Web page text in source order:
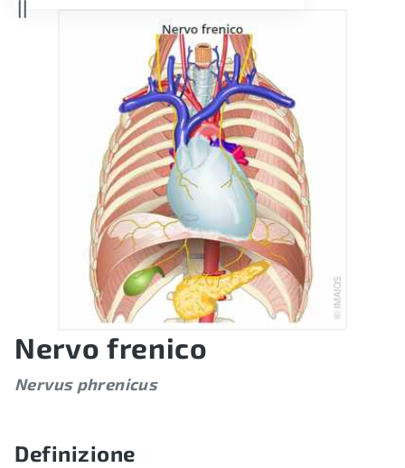
Nervo frenico
Nervus phrenicus
Definizione